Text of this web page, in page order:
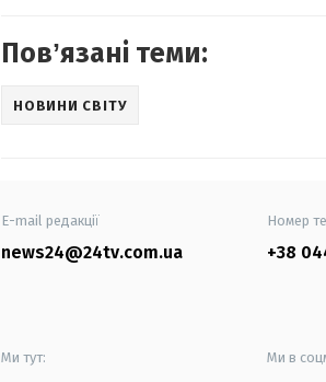
Повʼязані теми:
НОВИНИ СВІТУ
E-mail редакції
news24@24tv.com.ua
Номер
+38
Ми тут: Ми в